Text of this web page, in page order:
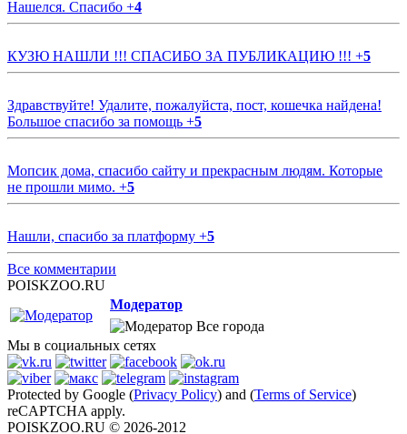
Нашелся. Спасибо +4
КУЗЮ НАШЛИ !!! СПАСИБО ЗА ПУБЛИКАЦИЮ !!! +5
Здравствуйте! Удалите, пожалуйста, пост, кошечка найдена!
Большое спасибо за помощь +5
Мопсик дома, спасибо сайту и прекрасным людям. Которые
не прошли мимо. +5
Нашли, спасибо за платформу +5
Все комментарии
POISKZOO.RU
Модератор
Все города
Мы в социальных сетях
Protected by Google (Privacy Policy) and (Terms of Service)
reCAPTCHA apply.
POISKZOO.RU © 2026-2012